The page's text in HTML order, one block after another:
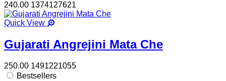
240.00 1374127621
Quick View
Gujarati Angrejini Mata Che
250.00 1491221055
Bestsellers